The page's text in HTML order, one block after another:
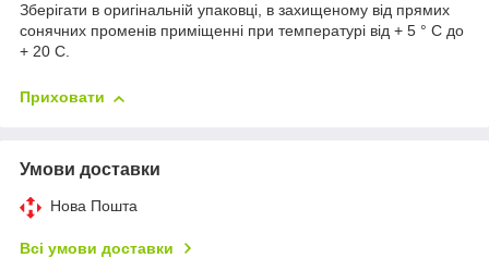
Зберігати в оригінальній упаковці, в захищеному від прямих
сонячних променів приміщенні при температурі від + 5 ° С до
+ 20 С.
Приховати
Умови доставки
Нова Пошта
Всі умови доставки